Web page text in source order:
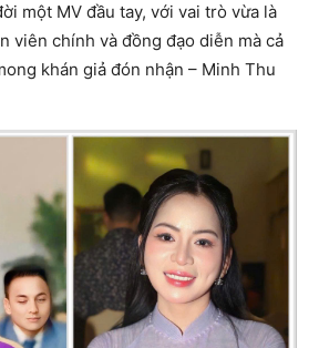
một MV đầu tay, với vai trò vừa là
viên chính và đồng đạo diễn mà cả
khán giả đón nhận – Minh Thu